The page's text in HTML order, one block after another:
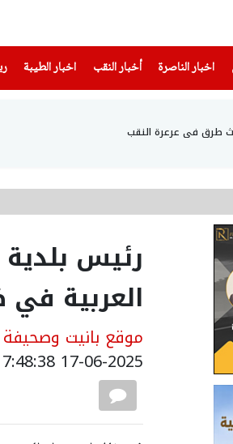
اخبار الناصرة
(current) أخبار النقب اخبار الطيبة(current)
رئيس
العربية
موقع بانيت وصحيفة
17-06-2025 17:48:38